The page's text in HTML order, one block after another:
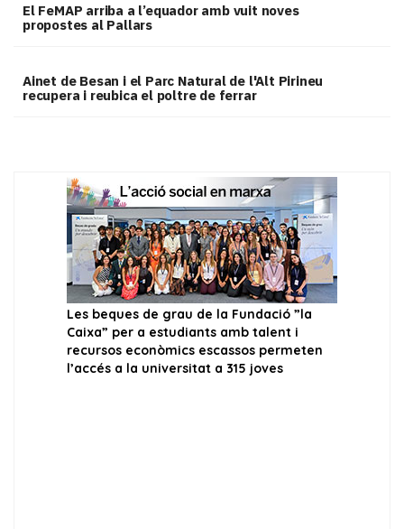
El FeMAP arriba a l’equador amb vuit noves
propostes al Pallars
Ainet de Besan i el Parc Natural de l'Alt Pirineu
recupera i reubica el poltre de ferrar